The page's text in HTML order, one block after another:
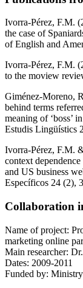
Ivorra-Pérez, F.M.
the case of
of English and
Ivorra-Pérez, F.M.
to the moview
Giménez-Moreno,
behind terms
meaning of ‘boss’
Estudis Lingüístics
Ivorra-Pérez, F.M.
context
and US business
Específicos 24 (2),
Collaboration
Name of project:
marketing online
Main researcher:
Dates: 2009-2011
Funded by: